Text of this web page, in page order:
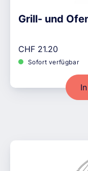
Grill- und
Regulärer Preis:
CHF 21.20
Sofort verfügbar